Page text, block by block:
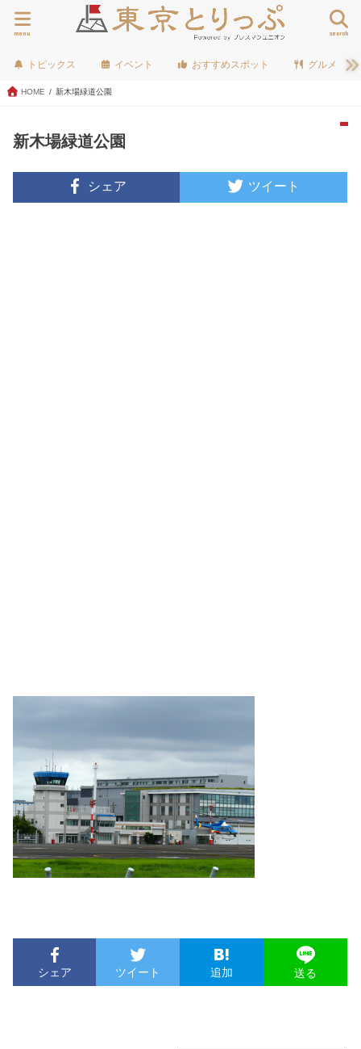
search
menu
トピックス イベント おすすめスポット グルメ
HOME 新木場緑道公園
新木場緑道公園
シェア ツイート
シェア ツイート 追加 送る